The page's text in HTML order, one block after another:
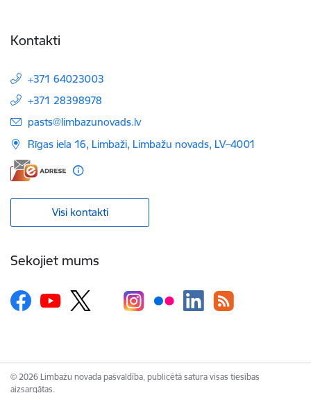
Kontakti
+371 64023003
+371 28398978
E-pasts:
pasts@limbazunovads.lv
Rīgas iela 16, Limbaži, Limbažu novads, LV–4001
Visi kontakti
Sekojiet mums
© 2026 Limbažu novada pašvaldība, publicētā satura visas tiesības
aizsargātas.